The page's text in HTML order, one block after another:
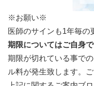
※お願い※
医師のサインも1年毎の
期限についてはご自身
期限が切れている事で
ル料が発生致します。ご